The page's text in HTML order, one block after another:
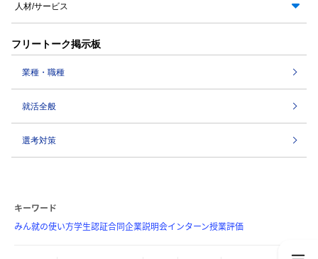
人材/サービス
フリートーク掲示板
業種・職種
就活全般
選考対策
キーワード
みん就の使い方学生認証合同企業説明会インターン授業評価